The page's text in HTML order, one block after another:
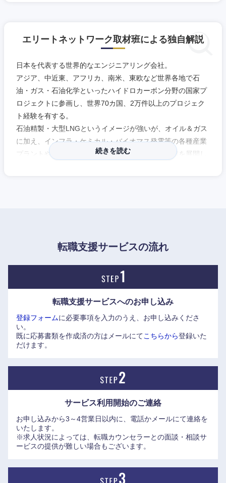
エリートネットワーク取材班による独自解説
日本を代表する世界的なエンジニアリング会社。
アジア、中近東、アフリカ、南米、東欧など世界各地で石
油・ガス・石油化学といったハイドロカーボン分野の国家プ
ロジェクトに参画し、世界70カ国、2万件以上のプロジェク
ト経験を有する。
石油精製・大型LNGというイメージが強いが、オイル＆ガス
に加え、インフラ・ケミカル・バイオマス発電等の各種産業
プラントや商業施設、環境保全施設等、幅広く事業を展開し
※（株）エリートネットワークHPに日揮株式会社の企業イン
タビューを掲載しております。是非ご覧ください。
ロジェクト本部長：山口 康春氏
https://www.elite-network.co.jp/interview_kigyo/118.html
続きを読む
転職支援サービスの流れ
転職支援サービスへのお申し込み
登録フォームに必要事項を入力のうえ、お申し込みくださ
い。
既に応募書類を作成済の方はメールにてこちらから登録いた
だけます。
サービス利用開始のご連絡
お申し込みから3～4営業日以内に、電話かメールにて連絡を
いたします。
※求人状況によっては、転職カウンセラーとの面談・相談サ
ービスの提供が難しい場合もございます。
中国・四国地方
鳥取県 島根県
岡山県 広島県
高知県